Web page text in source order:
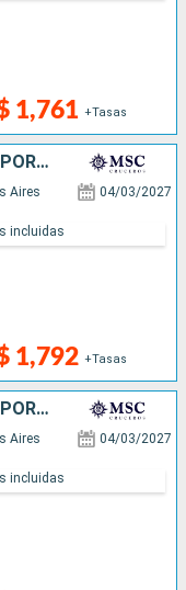
1,761 +Tasas
ARGENTINA, BRASIL, CABO VERDE, PORTUGAL, MARRUECOS, ESPAÑA, FRANCIA
Aires 04/03/2027
1,792 +Tasas
incluidas
ARGENTINA, BRASIL, CABO VERDE, PORTUGAL, MARRUECOS, ESPAÑA
Aires 04/03/2027
incluidas